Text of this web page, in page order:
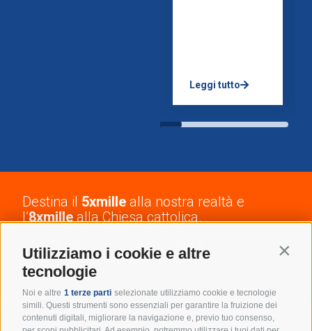
Utilizziamo i cookie e altre
tecnologie
Noi e altre 1 terze parti selezionate utilizziamo cookie e tecnologie
simili. Questi strumenti sono essenziali per garantire la fruizione dei
contenuti digitali, migliorare la navigazione e, previo tuo consenso,
Leggi tutto
Destina il 5xmille alla nostra realtà e
l’8xmillealla Chiesa cattolica.
A te non costa nulla!